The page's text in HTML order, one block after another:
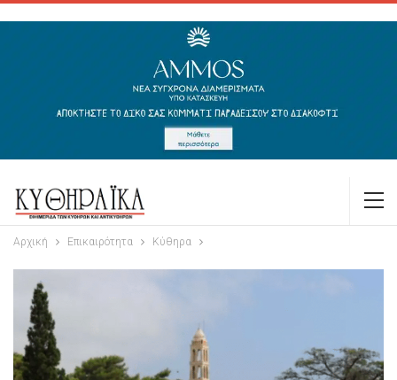
Αρχική Επικαιρότητα Κύθηρα